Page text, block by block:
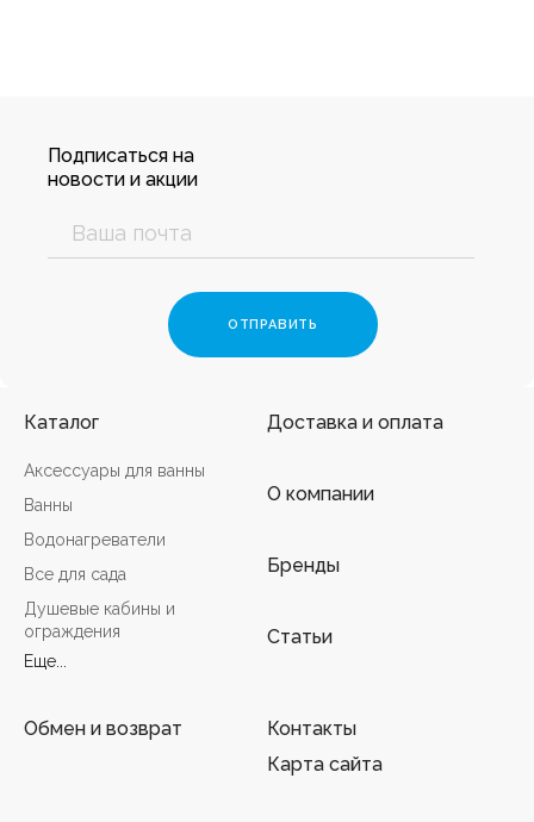
Подписаться на
новости и акции
Каталог
Аксессуары для ванны
Ванны
Водонагреватели
Все для сада
Душевые кабины и
ограждения
Еще...
Доставка и оплата
О компании
Бренды
Статьи
Обмен и возврат
Контакты
Карта сайта